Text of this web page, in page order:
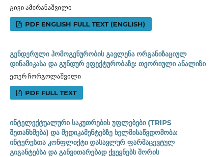
გივი ამირანაშვილი
PDF ENGLISH FULL TEXT (ENGLISH)
გენდერული ჰომოგენურობის გავლენა ორგანიზაციულ
დინამიკასა და გუნდურ ეფექტურობაზე: თეორიული ანალიზი
ეთერ ჩორგოლაშვილი
PDF FULL TEXT
ინტელექტუალური საკუთრების უფლებები (TRIPS
შეთანხმება) და მედიკამენტებზე ხელმისაწვდომობა:
ინტერესთა კონფლიქტი დასავლურ ფარმაცევტულ
გიგანტებსა და განვითარებად ქვეყნებს შორის